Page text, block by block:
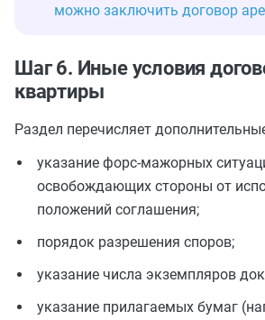
можно заключить договор
Шаг 6. Иные условия
квартиры
Раздел перечисляет
указание форс-мажорных
освобождающих стороны от
положений соглашения;
порядок разрешения споров;
указание числа экземпляров
указание прилагаемых бумаг